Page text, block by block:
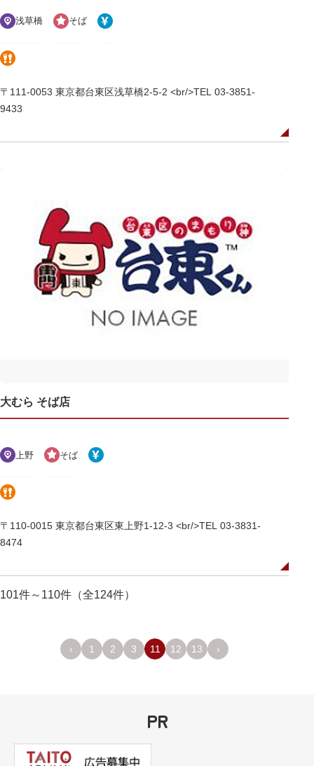
浅草橋 そば
〒111-0053 東京都台東区浅草橋2-5-2 <br/>TEL 03-3851-
9433
大むら そば店
上野 そば
〒110-0015 東京都台東区東上野1-12-3 <br/>TEL 03-3831-
8474
101件～110件（全124件）
‹ 1 2 3 11 12 13 ›
PR